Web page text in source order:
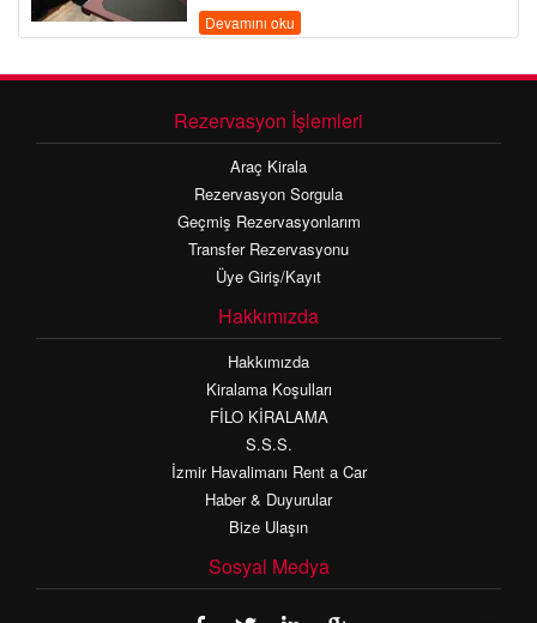
Devamını oku
Rezervasyon İşlemleri
Araç Kirala
Rezervasyon Sorgula
Geçmiş Rezervasyonlarım
Transfer Rezervasyonu
Üye Giriş/Kayıt
Hakkımızda
Hakkımızda
Kiralama Koşulları
FİLO KİRALAMA
S.S.S.
İzmir Havalimanı Rent a Car
Haber & Duyurular
Bize Ulaşın
Sosyal Medya